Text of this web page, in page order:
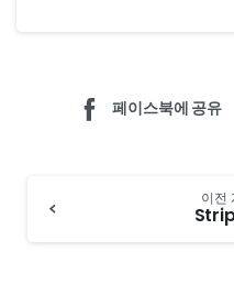
페이스북에 공유
이전